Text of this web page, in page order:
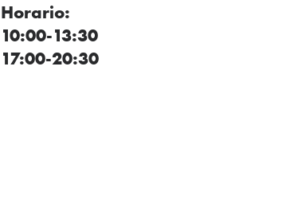
Horario:
10:00-13:30
17:00-20:30